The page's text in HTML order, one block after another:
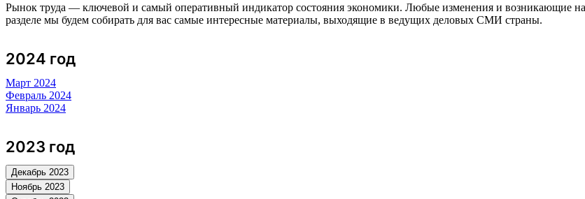
Рынок труда — ключевой и самый оперативный индикатор состояния экономики. Любые изменения и возникающие
разделе мы будем собирать для вас самые интересные материалы, выходящие в ведущих деловых СМИ страны.
2024 год
Март 2024
Февраль 2024
Январь 2024
2023 год
Декабрь 2023
Ноябрь 2023